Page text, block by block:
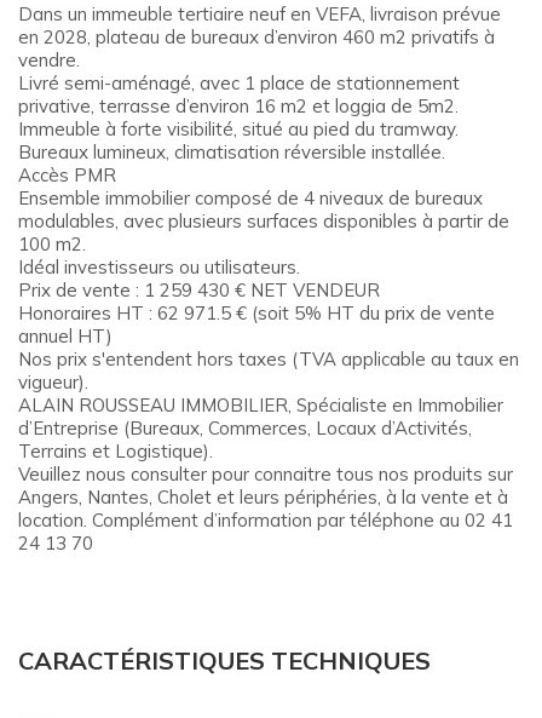
Dans un immeuble tertiaire neuf en VEFA, livraison prévue
en 2028, plateau de bureaux d’environ 460 m2 privatifs à
vendre.
Livré semi-aménagé, avec 1 place de stationnement
privative, terrasse d’environ 16 m2 et loggia de 5m2.
Immeuble à forte visibilité, situé au pied du tramway.
Bureaux lumineux, climatisation réversible installée.
Accès PMR
Ensemble immobilier composé de 4 niveaux de bureaux
modulables, avec plusieurs surfaces disponibles à partir de
100 m2.
Idéal investisseurs ou utilisateurs.
Prix de vente : 1 259 430 € NET VENDEUR
Honoraires HT : 62 971.5 € (soit 5% HT du prix de vente
annuel HT)
Nos prix s'entendent hors taxes (TVA applicable au taux en
vigueur).
ALAIN ROUSSEAU IMMOBILIER, Spécialiste en Immobilier
d’Entreprise (Bureaux, Commerces, Locaux d’Activités,
Terrains et Logistique).
Veuillez nous consulter pour connaitre tous nos produits sur
Angers, Nantes, Cholet et leurs périphéries, à la vente et à
location. Complément d’information par téléphone au 02 41
24 13 70
CARACTÉRISTIQUES TECHNIQUES